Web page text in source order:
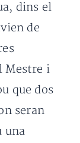
dins el
de
Mestre i
que dos
seran
una